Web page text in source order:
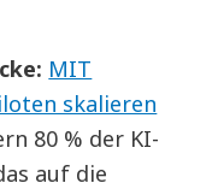
MIT
skalieren
80 % der KI-
auf die